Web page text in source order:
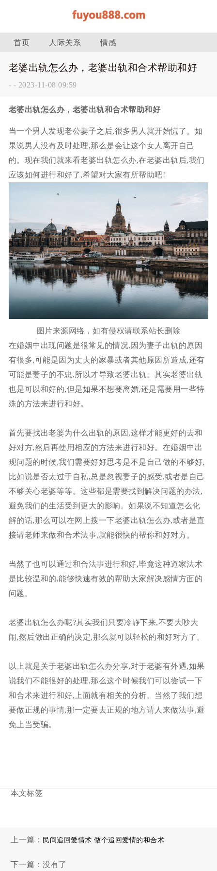
首页 人际关系 情感
老婆出轨怎么办，老婆出轨和合术帮助和好
- - 2023-11-08 09:59
老婆出轨怎么办，老婆出轨和合术帮助和好
当一个男人发现老公妻子之后,很多男人就开始慌了。如
果说男人没有及时处理,那么是会让这个女人离开自己
的。现在我们就来看老婆出轨怎么办,在老婆出轨后,我们
应该如何进行和好了,希望对大家有所帮助吧!
图片来源网络，如有侵权请联系站长删除
在婚姻中出现问题是很常见的情况,因为妻子出轨的原因
有很多,可能是因为丈夫的家暴或者其他原因所造成,还有
可能是妻子的不忠,所以才导致老婆出轨。其实老婆出轨
也是可以和好的,但是如果不想要离婚,还是需要用一些特
殊的方法来进行和好。
首先要找出老婆为什么出轨的原因,这样才能更好的去和
好对方,然后再使用相应的方法来进行和好。在婚姻中出
现问题的时候,我们需要好好思考是不是自己做的不够好,
比如说是否太过于自私,总是忽视妻子的感受,或者是自己
不够关心老婆等等。这些都是需要找到解决问题的办法,
避免我们的生活受到更大的影响。如果说不知道怎么化
解的话,那么可以在网上搜一下老婆出轨怎么办,或者是直
接请老师来做和合术法事,就能很快的帮你和好对方。
当然了也可以通过和合法事进行和好,毕竟这种道家法术
是比较温和的,能够快速有效的帮助大家解决感情方面的
问题。
老婆出轨怎么办呢?其实我们只要冷静下来,不要大吵大
闹,然后做出正确的决定,那么就可以轻松的和好对方了。
以上就是关于老婆出轨怎么办分享,对于老婆有外遇,如果
说我们不能很好的处理,那么这个时候我们可以尝试一下
和合术来进行和好,上面就有相关的分析。当然了我们想
要做正规的事情,那一定要去正规的地方请人来做法事,避
免上当受骗。
本文标签
上一篇： 民间追回爱情术 做个追回爱情的和合术
下一篇：没有了